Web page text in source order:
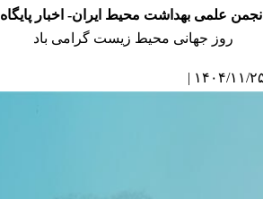
انجمن علمی بهداشت محیط ایران- اخبار پایگاه
روز جهانی محیط زیست گرامی باد